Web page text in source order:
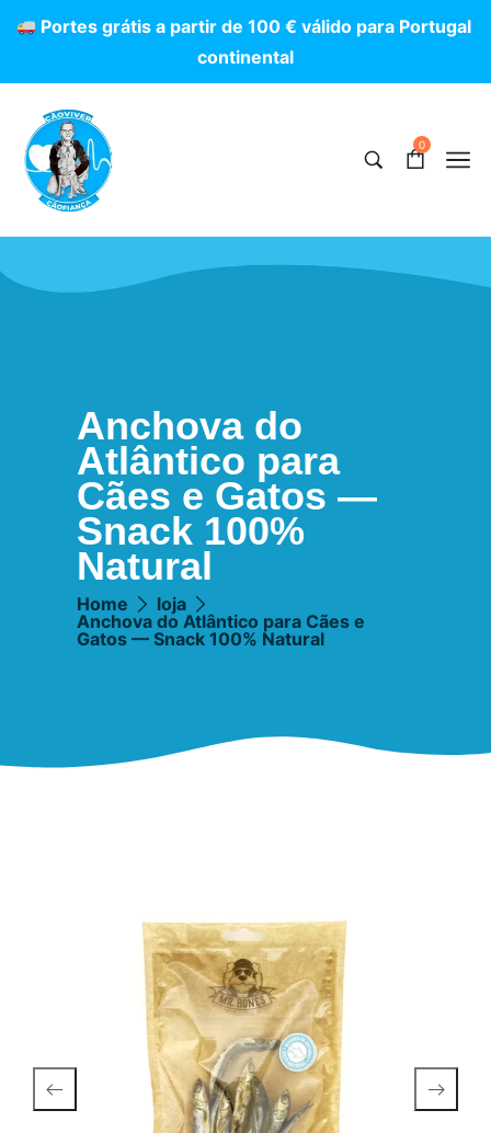
Portes grátis a partir de 100 € válido para Portugal
continental
0
Anchova do
Atlântico para
Cães e Gatos —
Snack 100%
Natural
Home
loja
Anchova do Atlântico para Cães e
Gatos — Snack 100% Natural